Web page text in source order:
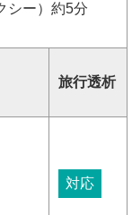
シー）約5分
旅行透析
対応